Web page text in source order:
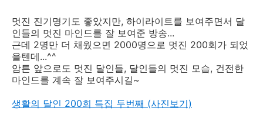
멋진 진기명기도 좋았지만, 하이라이트를 보여주면서 달
인들의 멋진 마인드를 잘 보여준 방송...
근데 2명만 더 채웠으면 2000명으로 멋진 200회가 되었
을텐데...^^
암튼 앞으로도 멋진 달인들, 달인들의 멋진 모습, 건전한
마인드를 계속 잘 보여주시길~
생활의 달인 200회 특집 두번째 (사진보기)